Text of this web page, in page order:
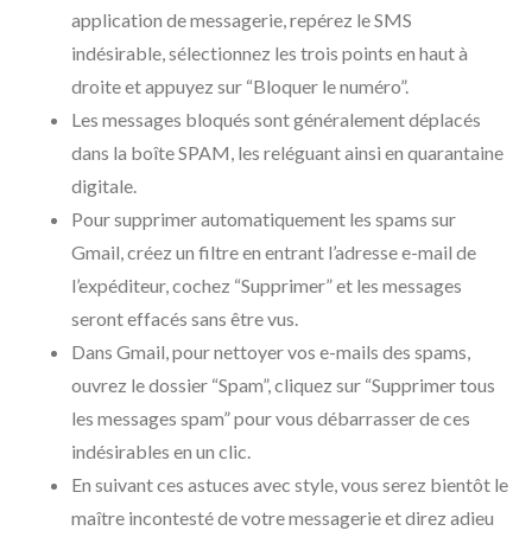
application de messagerie, repérez le SMS
indésirable, sélectionnez les trois points en haut à
droite et appuyez sur “Bloquer le numéro”.
Les messages bloqués sont généralement déplacés
dans la boîte SPAM, les reléguant ainsi en quarantaine
digitale.
Pour supprimer automatiquement les spams sur
Gmail, créez un filtre en entrant l’adresse e-mail de
l’expéditeur, cochez “Supprimer” et les messages
seront effacés sans être vus.
Dans Gmail, pour nettoyer vos e-mails des spams,
ouvrez le dossier “Spam”, cliquez sur “Supprimer tous
les messages spam” pour vous débarrasser de ces
indésirables en un clic.
En suivant ces astuces avec style, vous serez bientôt le
maître incontesté de votre messagerie et direz adieu